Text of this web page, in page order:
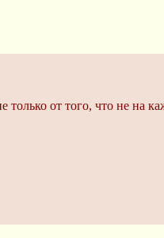
только от того, что не на